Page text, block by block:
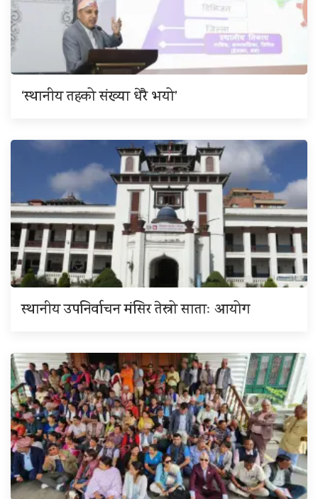
‘स्थानीय तहको संख्या धेरै भयो’
स्थानीय उपनिर्वाचन मंसिर तेस्रो साताः आयोग